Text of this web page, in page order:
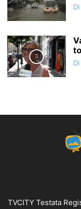
TVCITY Testata